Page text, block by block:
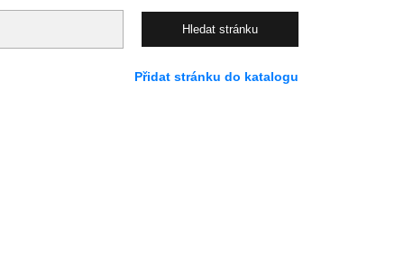
Přidat stránku do katalogu